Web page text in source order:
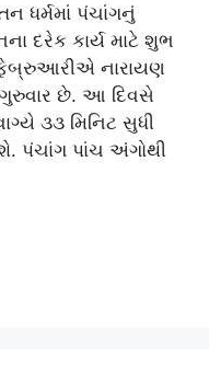
ધર્મમાં પંચાંગનું
દરેક કાર્ય માટે શુભ
નારાયણ
છે. આ દિવસે
૩૩ મિનિટ સુધી
પંચાંગ પાંચ અંગોથી